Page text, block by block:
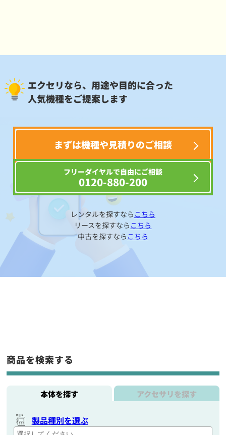
エクセリなら、用途や目的に合った
人気機種をご提案します
まずは機種や見積りのご相談
フリーダイヤルで自由にご相談
0120-880-200
レンタルを探すなら こちら
リースを探すなら こちら
中古を探すなら こちら
商品を検索する
本体を探す アクセサリを探す
製品種別を選ぶ